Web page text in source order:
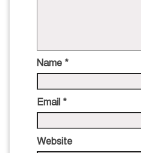
Name *
Email *
Website